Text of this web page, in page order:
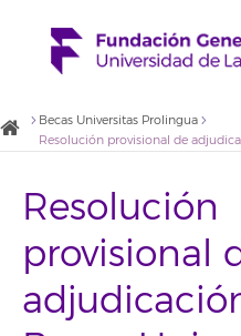
Becas Universitas Prolingua
Resolución
provisional